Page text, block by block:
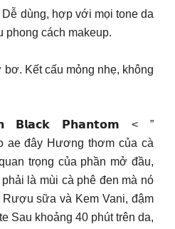
dùng, hợp với mọi tone da
cách makeup.
Kết cấu mỏng nhẹ, không
𝗕𝗹𝗮𝗰𝗸 𝗣𝗵𝗮𝗻𝘁𝗼𝗺 < ”
đây Hương thơm của cà
trọng của phần mở đầu,
là mùi cà phê đen mà nó
sữa và Kem Vani, đậm
Sau khoảng 40 phút trên da,